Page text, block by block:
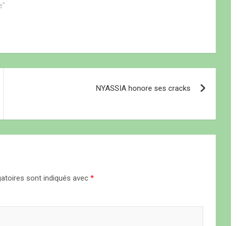
d’élèves
NYASSIA honore ses cracks
sont indiqués avec *